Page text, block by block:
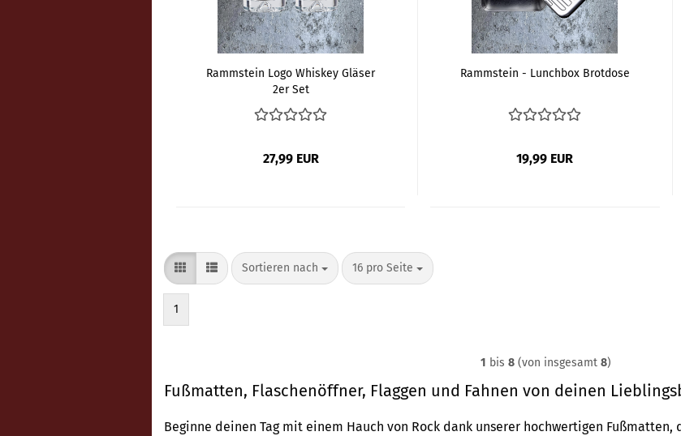
Rammstein Logo Whiskey Gläser
2er Set
27,99 EUR
Rammstein - Lunchbox Brotdose
19,99 EUR
Sortieren nach
Sortieren nach 16 pro Seite
pro Seite
1
1 bis 8(von insgesamt 8)
Fußmatten, Flaschenöffner, Flaggen und Fahnen von deinen
Beginne deinen Tag mit einem Hauch von Rock dank unserer hochwertigen Fußmatten,